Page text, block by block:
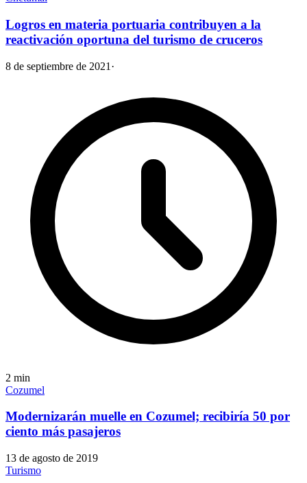
Logros en materia portuaria contribuyen a la
reactivación oportuna del turismo de cruceros
8 de septiembre de 2021 ·
2 min
Cozumel
Modernizarán muelle en Cozumel; recibiría 50 por
ciento más pasajeros
13 de agosto de 2019
Turismo